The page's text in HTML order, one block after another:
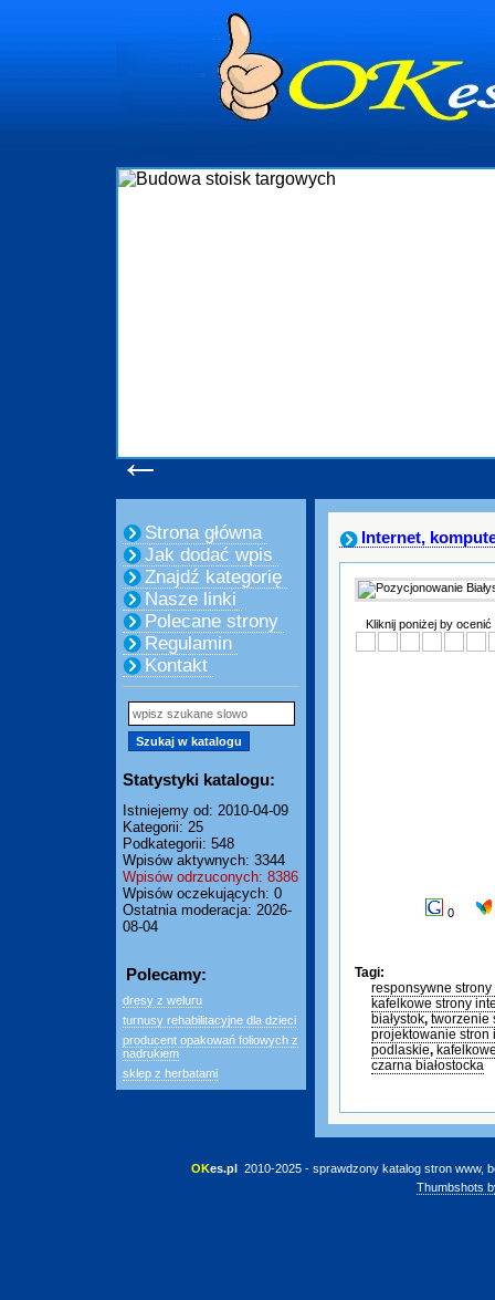
←
Strona główna
Jak dodać wpis
Znajdź kategorię
Nasze linki
Polecane strony
Regulamin
Kontakt
Statystyki katalogu:
Istniejemy od: 2010-04-09
Kategorii: 25
Podkategorii: 548
Wpisów aktywnych: 3344
Wpisów odrzuconych: 8386
Wpisów oczekujących: 0
Ostatnia moderacja: 2026-
08-04
Polecamy:
dresy z weluru
turnusy rehabilitacyjne dla dzieci
producent opakowań foliowych z
nadrukiem
sklep z herbatami
Internet,
Kliknij poniżej by ocenić
0
Tagi:
responsywne
kafelkowe strony
białystok, tworzenie
projektowanie stron
podlaskie,
czarna białostocka
OKes.pl 2010-2025 - sprawdzony katalog stron www,
Thumbshots